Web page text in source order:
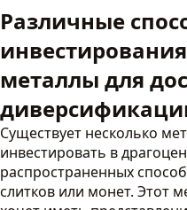
Различные
металлы для
Существует несколько
инвестировать в
распространенных
слитков или монет. Этот